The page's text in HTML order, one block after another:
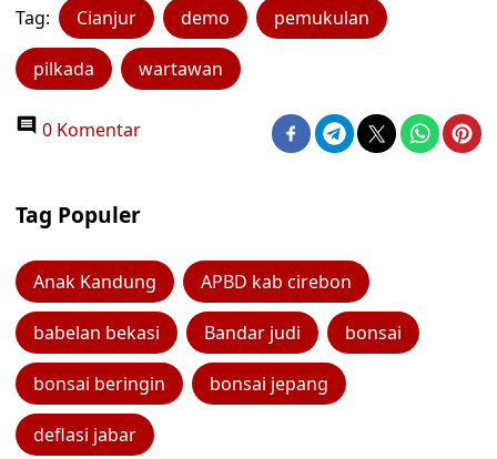
Tag: Cianjur demo pemukulan
pilkada wartawan
0 Komentar
Tag Populer
Anak Kandung APBD kab cirebon
babelan bekasi Bandar judi bonsai
bonsai beringin bonsai jepang
deflasi jabar